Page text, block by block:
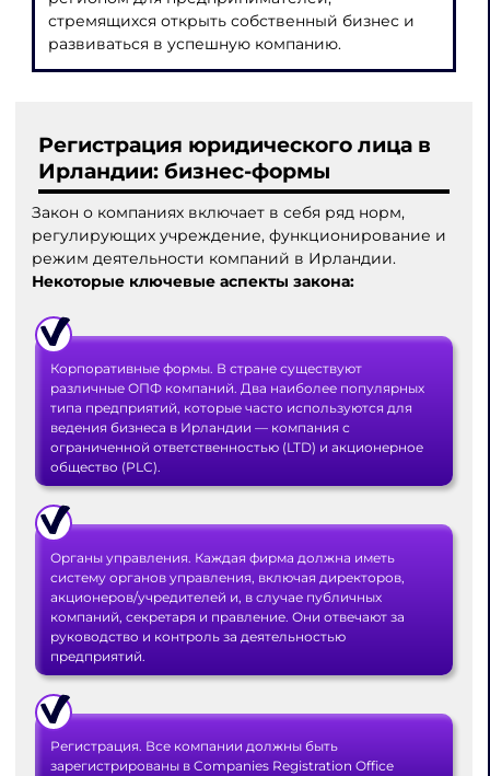
стремящихся открыть собственный бизнес и
развиваться в успешную компанию.
Регистрация юридического лица в
Ирландии: бизнес-формы
Закон о компаниях включает в себя ряд норм,
регулирующих учреждение, функционирование и
режим деятельности компаний в Ирландии.
Некоторые ключевые аспекты закона:
Корпоративные формы. В стране существуют
различные ОПФ компаний. Два наиболее популярных
типа предприятий, которые часто используются для
ведения бизнеса в Ирландии — компания с
ограниченной ответственностью (LTD) и акционерное
общество (PLC).
Органы управления. Каждая фирма должна иметь
систему органов управления, включая директоров,
акционеров/учредителей и, в случае публичных
компаний, секретаря и правление. Они отвечают за
руководство и контроль за деятельностью
предприятий.
Регистрация. Все компании должны быть
зарегистрированы в Companies Registration Office